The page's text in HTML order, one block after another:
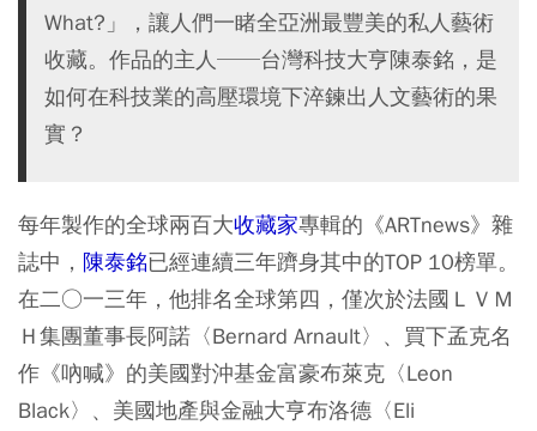
What?」，讓人們一睹全亞洲最豐美的私人藝術
收藏。作品的主人──台灣科技大亨陳泰銘，是
如何在科技業的高壓環境下淬鍊出人文藝術的果
實？
每年製作的全球兩百大收藏家專輯的《ARTnews》雜
誌中， 陳泰銘已經連續三年躋身其中的TOP 10榜單。
在二○一三年，他排名全球第四，僅次於法國ＬＶＭ
Ｈ集團董事長阿諾〈Bernard Arnault〉、買下孟克名
作《吶喊》的美國對沖基金富豪布萊克〈Leon
Black〉、美國地產與金融大亨布洛德〈Eli